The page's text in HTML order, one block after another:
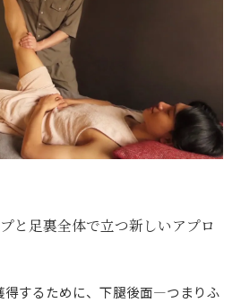
と足裏全体で立つ新しいアプロ
得するために、下腿後面―つまりふ